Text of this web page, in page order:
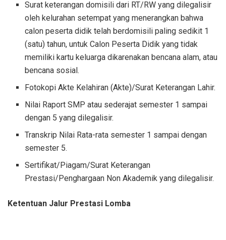
Surat keterangan domisili dari RT/RW yang dilegalisir
oleh kelurahan setempat yang menerangkan bahwa
calon peserta didik telah berdomisili paling sedikit 1
(satu) tahun, untuk Calon Peserta Didik yang tidak
memiliki kartu keluarga dikarenakan bencana alam, atau
bencana sosial.
Fotokopi Akte Kelahiran (Akte)/Surat Keterangan Lahir.
Nilai Raport SMP atau sederajat semester 1 sampai
dengan 5 yang dilegalisir.
Transkrip Nilai Rata-rata semester 1 sampai dengan
semester 5.
Sertifikat/Piagam/Surat Keterangan
Prestasi/Penghargaan Non Akademik yang dilegalisir.
Ketentuan Jalur Prestasi Lomba